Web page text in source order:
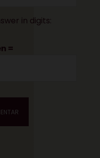
in digits:
=